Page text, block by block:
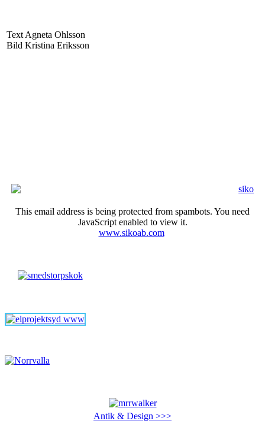
Text Agneta Ohlsson
Bild Kristina Eriksson
This email address is being protected from spambots. You need
JavaScript enabled to view it.
www.sikoab.com
Antik & Design >>>